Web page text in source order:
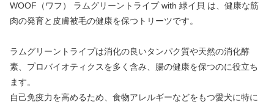
WOOF（ワフ） ラムグリーントライプ with 緑イ貝 は、健康な筋
肉の発育と皮膚被毛の健康を保つトリーツです。
ラムグリーントライプは消化の良いタンパク質や天然の消化酵
素、プロバイオティクスを多く含み、腸の健康を保つのに役立ち
ます。
自己免疫力を高めるため、食物アレルギーなどをもつ愛犬に特に